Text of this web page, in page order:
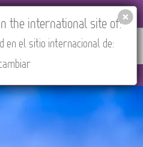
Find your Tour
the international site of:
en el sitio internacional de: